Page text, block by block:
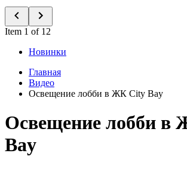
Item 1 of 12
Новинки
Главная
Видео
Освещение лобби в ЖК City Bay
Освещение лобби в
Bay